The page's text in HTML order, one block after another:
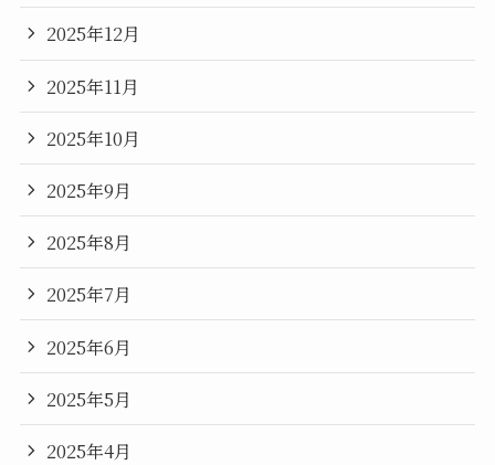
2025年12月
2025年11月
2025年10月
2025年9月
2025年8月
2025年7月
2025年6月
2025年5月
2025年4月